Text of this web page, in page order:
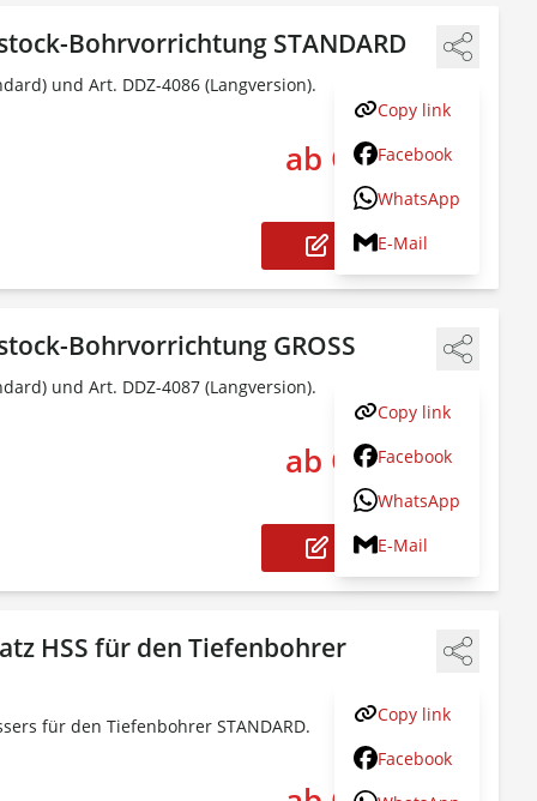
Bohrvorrichtung STANDARD
und Art. DDZ-4086 (Langversion).
Copy link
Facebook
WhatsApp
E-Mail
ab CHF 41.00
inkl.8.1% MwSt.
Konfigurieren
Bohrvorrichtung GROSS
und Art. DDZ-4087 (Langversion).
Copy link
Facebook
WhatsApp
E-Mail
ab CHF 51.00
inkl.8.1% MwSt.
Konfigurieren
HSS für den Tiefenbohrer
für den Tiefenbohrer STANDARD.
Copy link
Facebook